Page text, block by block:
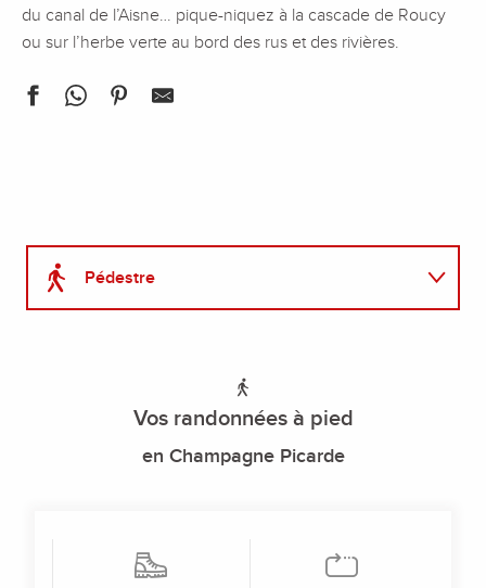
du canal de l’Aisne… pique-niquez à la cascade de Roucy
ou sur l’herbe verte au bord des rus et des rivières.
Pédestre
Vos randonnées à pied
en Champagne Picarde